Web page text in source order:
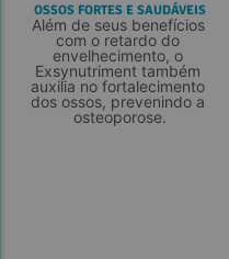
OSSOS FORTES E SAUDÁVEIS
Além de seus benefícios
com o retardo do
envelhecimento, o
Exsynutriment também
auxilia no fortalecimento
dos ossos, prevenindo a
osteoporose.